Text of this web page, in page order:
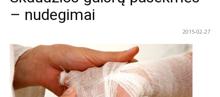
– nudegimai
2015-02-27